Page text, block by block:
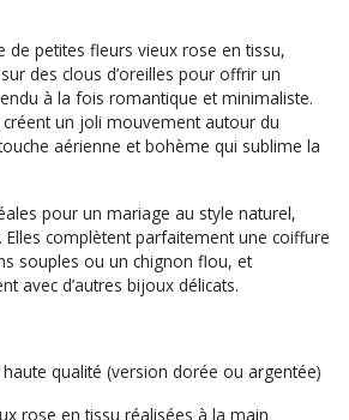
de petites fleurs vieux rose en tissu,
des clous d’oreilles pour offrir un
à la fois romantique et minimaliste.
un joli mouvement autour du
aérienne et bohème qui sublime la
pour un mariage au style naturel,
complètent parfaitement une coiffure
souples ou un chignon flou, et
avec d’autres bijoux délicats.
qualité (version dorée ou argentée)
rose en tissu réalisées à la main